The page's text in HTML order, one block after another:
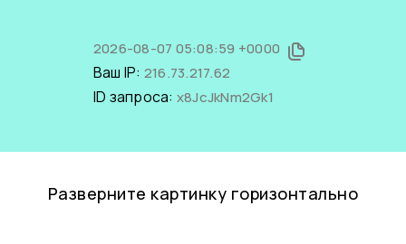
2026-08-07 05:08:59 +0000
Ваш IP: 216.73.217.62
ID запроса: x8JcJkNm2Gk1
Разверните картинку горизонтально